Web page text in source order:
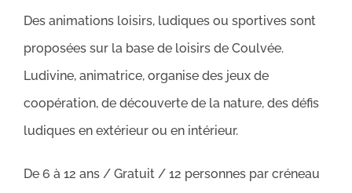
Des animations loisirs, ludiques ou sportives sont
proposées sur la base de loisirs de Coulvée.
Ludivine, animatrice, organise des jeux de
coopération, de découverte de la nature, des défis
ludiques en extérieur ou en intérieur.
De 6 à 12 ans / Gratuit / 12 personnes par créneau